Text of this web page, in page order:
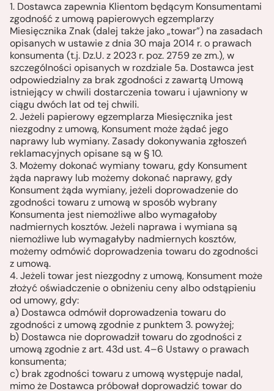
1. Dostawca zapewnia Klientom będącym Konsumentami
zgodność z umową papierowych egzemplarzy
Miesięcznika Znak (dalej także jako „towar”) na zasadach
opisanych w ustawie z dnia 30 maja 2014 r. o prawach
konsumenta (t.j. Dz.U. z 2023 r. poz. 2759 ze zm.), w
szczególności opisanych w rozdziale 5a. Dostawca jest
odpowiedzialny za brak zgodności z zawartą Umową
istniejący w chwili dostarczenia towaru i ujawniony w
ciągu dwóch lat od tej chwili.
2. Jeżeli papierowy egzemplarza Miesięcznika jest
niezgodny z umową, Konsument może żądać jego
naprawy lub wymiany. Zasady dokonywania zgłoszeń
reklamacyjnych opisane są w § 10.
3. Możemy dokonać wymiany towaru, gdy Konsument
żąda naprawy lub możemy dokonać naprawy, gdy
Konsument żąda wymiany, jeżeli doprowadzenie do
zgodności towaru z umową w sposób wybrany
Konsumenta jest niemożliwe albo wymagałoby
nadmiernych kosztów. Jeżeli naprawa i wymiana są
niemożliwe lub wymagałyby nadmiernych kosztów,
możemy odmówić doprowadzenia towaru do zgodności
z umową.
4. Jeżeli towar jest niezgodny z umową, Konsument może
złożyć oświadczenie o obniżeniu ceny albo odstąpieniu
od umowy, gdy:
a) Dostawca odmówił doprowadzenia towaru do
zgodności z umową zgodnie z punktem 3. powyżej;
b) Dostawca nie doprowadził towaru do zgodności z
umową zgodnie z art. 43d ust. 4–6 Ustawy o prawach
konsumenta;
c) brak zgodności towaru z umową występuje nadal,
mimo że Dostawca próbował doprowadzić towar do